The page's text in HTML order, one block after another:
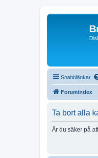
Snabblänkar
Forumindex
Ta bort alla
Är du säker på